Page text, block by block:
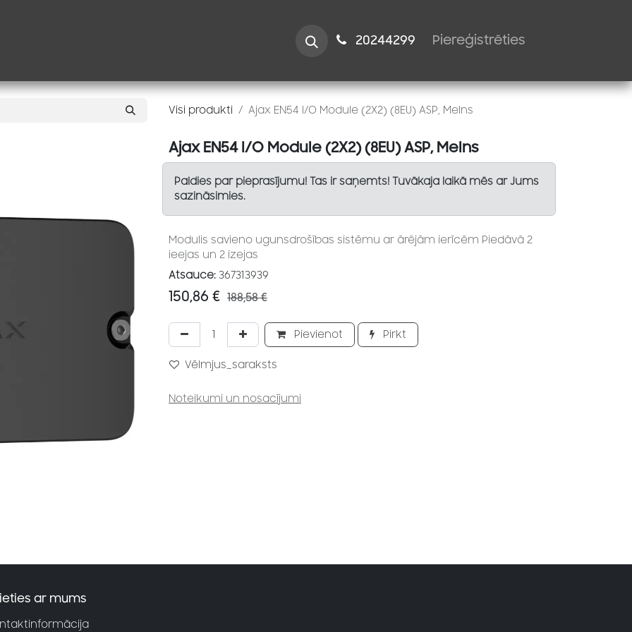
Speciālistiem 2024​​4299 Piereģistrēties
Visi produkti Ajax EN54 I/O Module (2X2) (8EU) ASP, Melns
Ajax EN54 I/O Module (2X2) (8EU) ASP, Melns
Paldies par pieprasījumu! Tas ir saņemts! Tuvākaja laikā mēs ar Jums
sazināsimies.
Modulis savieno ugunsdrošības sistēmu ar ārējām ierīcēm Piedāvā 2
ieejas un 2 izejas
Atsauce: 367313939
150,86 € 188,58€
Pievienot Pirkt
Vēlmjus_saraksts
Noteikumi un nosacījumi
ar mums